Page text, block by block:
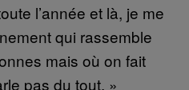
l’année et là, je me
qui rassemble
mais où on fait
pas du tout. »